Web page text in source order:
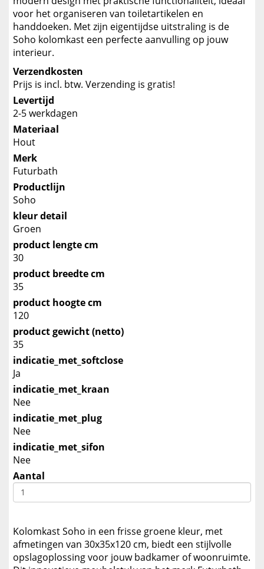
voor het organiseren van toiletartikelen en
handdoeken. Met zijn eigentijdse uitstraling is de
Soho kolomkast een perfecte aanvulling op jouw
interieur.
Verzendkosten
Prijs is incl. btw. Verzending is gratis!
Levertijd
2-5 werkdagen
Materiaal
Hout
Merk
Futurbath
Productlijn
Soho
kleur detail
Groen
product lengte cm
30
product breedte cm
35
product hoogte cm
120
product gewicht (netto)
35
indicatie_met_softclose
Ja
indicatie_met_kraan
Nee
indicatie_met_plug
Nee
indicatie_met_sifon
Nee
Aantal
Kolomkast Soho in een frisse groene kleur, met
afmetingen van 30x35x120 cm, biedt een stijlvolle
opslagoplossing voor jouw badkamer of woonruimte.